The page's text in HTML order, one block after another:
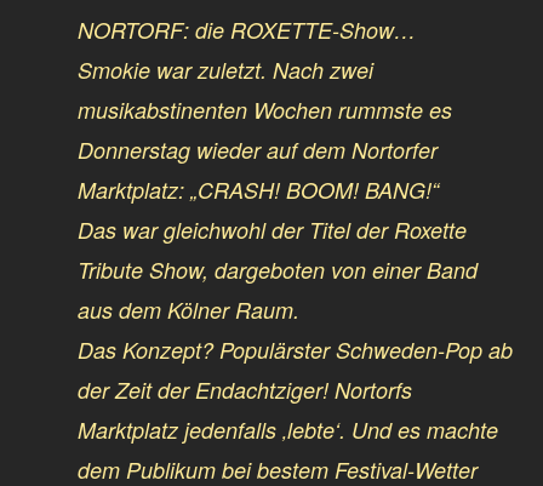
NORTORF: die ROXETTE-Show…
Smokie war zuletzt. Nach zwei
musikabstinenten Wochen rummste es
Donnerstag wieder auf dem Nortorfer
Marktplatz: „CRASH! BOOM! BANG!“
Das war gleichwohl der Titel der Roxette
Tribute Show, dargeboten von einer Band
aus dem Kölner Raum.
Das Konzept? Populärster Schweden-Pop ab
der Zeit der Endachtziger! Nortorfs
Marktplatz jedenfalls ‚lebte‘. Und es machte
dem Publikum bei bestem Festival-Wetter